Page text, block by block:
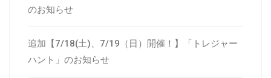
のお知らせ
追加【7/18(土)、7/19（日）開催！】「トレジャー
ハント」のお知らせ